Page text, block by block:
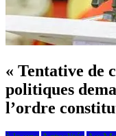
« Tentative de
politiques
l’ordre